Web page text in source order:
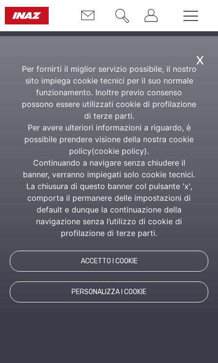
x
Per fornirti il miglior servizio possibile, il nostro
sito impiega cookie tecnici per il suo normale
funzionamento. Inoltre previo consenso
possono essere utilizzati cookie di profilazione
di terze parti.
Per avere ulteriori informazioni a riguardo, è
possibile prendere visione della nostra cookie
policy(cookie policy).
Continuando a navigare senza chiudere il
banner, verranno impiegati solo cookie tecnici.
La chiusura di questo banner col pulsante 'x',
comporta il permanere delle impostazioni di
default e dunque la continuazione della
navigazione senza l’utilizzo di cookie di
profilazione di terze parti.
ACCETTO I COOKIE
PERSONALIZZA I COOKIE